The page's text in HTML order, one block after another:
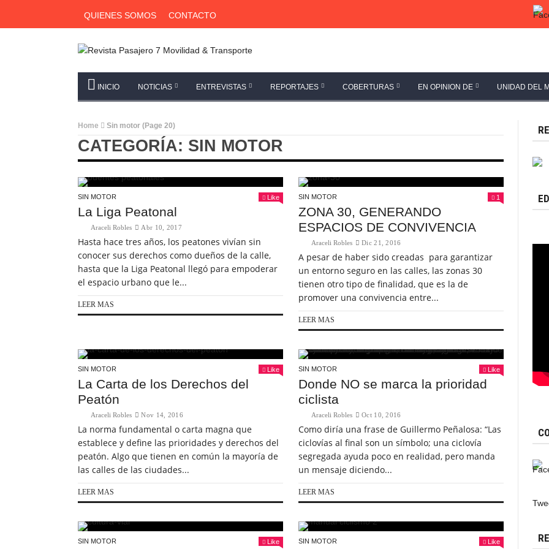
QUIENES SOMOS CONTACTO
INICIO NOTICIAS ENTREVISTAS REPORTAJES COBERTURAS EN OPINION DE UNIDAD DEL
Home Sin motor (Page 20)
CATEGORÍA: SIN MOTOR
SIN MOTOR Like
La Liga Peatonal
Araceli Robles Abr 10, 2017
Hasta hace tres años, los peatones vivían sin
conocer sus derechos como dueños de la calle,
hasta que la Liga Peatonal llegó para empoderar
el espacio urbano que le...
LEER MAS
SIN MOTOR 1
ZONA 30, GENERANDO
ESPACIOS DE CONVIVENCIA
Araceli Robles Dic 21, 2016
A pesar de haber sido creadas para garantizar
un entorno seguro en las calles, las zonas 30
tienen otro tipo de finalidad, que es la de
promover una convivencia entre...
LEER MAS
SIN MOTOR Like
La Carta de los Derechos del
Peatón
Araceli Robles Nov 14, 2016
La norma fundamental o carta magna que
establece y define las prioridades y derechos del
peatón. Algo que tienen en común la mayoría de
las calles de las ciudades...
LEER MAS
SIN MOTOR Like
Donde NO se marca la prioridad
ciclista
Araceli Robles Oct 10, 2016
Como diría una frase de Guillermo Peñalosa: “Las
ciclovías al final son un símbolo; una ciclovía
segregada ayuda poco en realidad, pero manda
un mensaje diciendo...
LEER MAS
SIN MOTOR Like SIN MOTOR Like